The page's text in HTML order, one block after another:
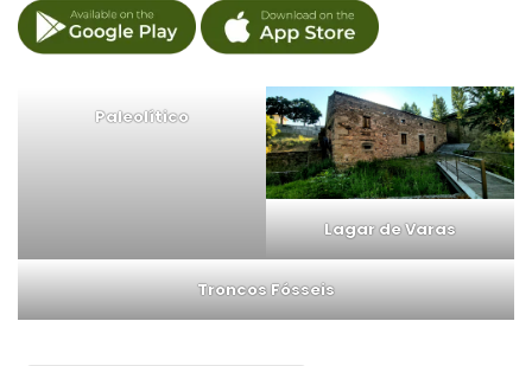
Paleolítico
Lagar de Varas
Troncos Fósseis